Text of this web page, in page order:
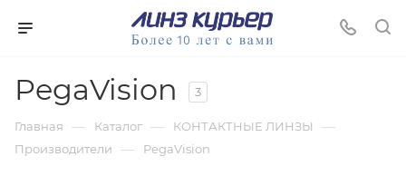
PegaVision 3
Главная — Каталог — КОНТАКТНЫЕ ЛИНЗЫ —
Производители — PegaVision